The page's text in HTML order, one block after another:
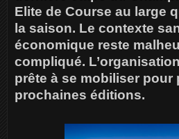
Elite de Course au large
la saison. Le contexte
économique reste
compliqué.
prête à se mobiliser pour
prochaines éditions.